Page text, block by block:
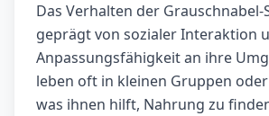
Das Verhalten der
geprägt von sozialer Interaktion
Anpassungsfähigkeit an ihre
leben oft in kleinen Gruppen
was ihnen hilft, Nahrung zu